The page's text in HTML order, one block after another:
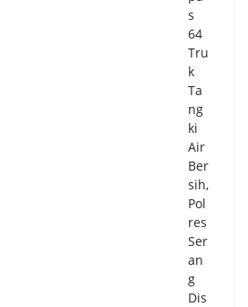
s
64
Tru
k
Ta
ng
ki
Air
Ber
sih,
Pol
res
Ser
an
g
Dis